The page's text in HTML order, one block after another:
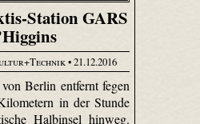
Station GARS
• 21.12.2016
Berlin entfernt fegen
in der Stunde
Halbinsel hinweg.